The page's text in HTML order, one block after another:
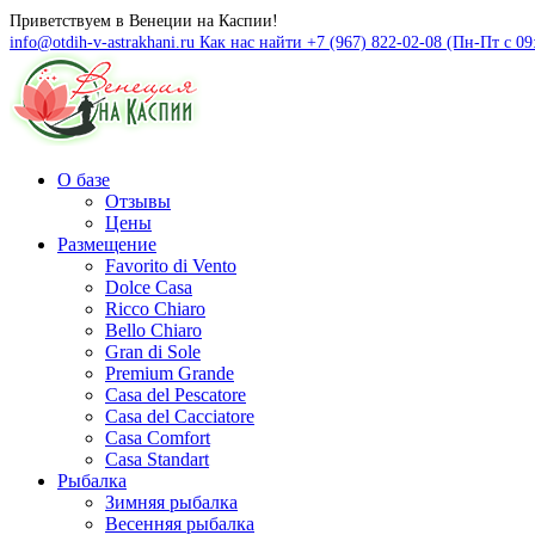
Приветствуем в Венеции на Каспии!
info@otdih-v-astrakhani.ru Как нас найти +7 (967) 822-02-08 (Пн-Пт с
О базе
Отзывы
Цены
Размещение
Favorito di Vento
Dolce Casa
Ricco Chiaro
Bello Chiaro
Gran di Sole
Premium Grande
Casa del Pescatore
Casa del Cacсiatore
Casa Comfort
Casa Standart
Рыбалка
Зимняя рыбалка
Весенняя рыбалка